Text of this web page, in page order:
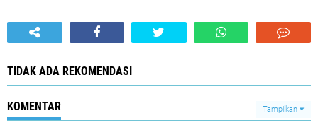
TIDAK ADA REKOMENDASI
KOMENTAR Tampilkan